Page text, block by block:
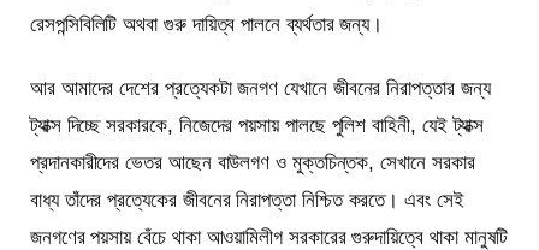
রেসপন্সিবিলিটি অথবা গুরু দায়িত্ব পালনে ব্যর্থতার জন্য।
আর আমাদের দেশের প্রত্যেকটা জনগণ যেখানে জীবনের নিরাপত্তার জন্য
ট্যাক্স দিচ্ছে সরকারকে, নিজেদের পয়সায় পালছে পুলিশ বাহিনী, যেই ট্যাক্স
প্রদানকারীদের ভেতর আছেন বাউলগণ ও মুক্তচিন্তক, সেখানে সরকার
বাধ্য তাঁদের প্রত্যেকের জীবনের নিরাপত্তা নিশ্চিত করতে। এবং সেই
জনগণের পয়সায় বেঁচে থাকা আওয়ামিলীগ সরকারের গুরুদায়িত্বে থাকা মানুষটি